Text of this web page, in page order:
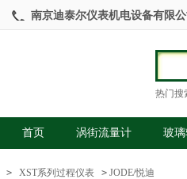
南京迪泰尔仪表机电设备有限
热门搜
首页 涡街流量计 玻
> XST系列过程仪表 > JODE/悦迪